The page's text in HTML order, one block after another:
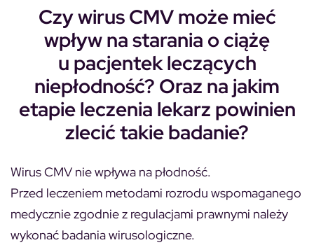
Czy wirus CMV może mieć
wpływ na starania o ciążę
u pacjentek leczących
niepłodność? Oraz na jakim
etapie leczenia lekarz powinien
zlecić takie badanie?
Wirus CMV nie wpływa na płodność.
Przed leczeniem metodami rozrodu wspomaganego
medycznie zgodnie z regulacjami prawnymi należy
wykonać badania wirusologiczne.